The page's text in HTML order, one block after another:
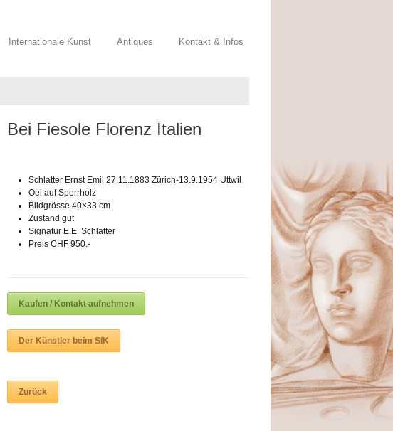
Internationale Kunst Antiques Kontakt & Infos
Bei Fiesole Florenz Italien
Schlatter Ernst Emil 27.11.1883 Zürich-13.9.1954 Uttwil
Oel auf Sperrholz
Bildgrösse 40×33 cm
Zustand gut
Signatur E.E. Schlatter
Preis CHF 950.-
Kaufen / Kontakt aufnehmen
Der Künstler beim SIK
Zurück